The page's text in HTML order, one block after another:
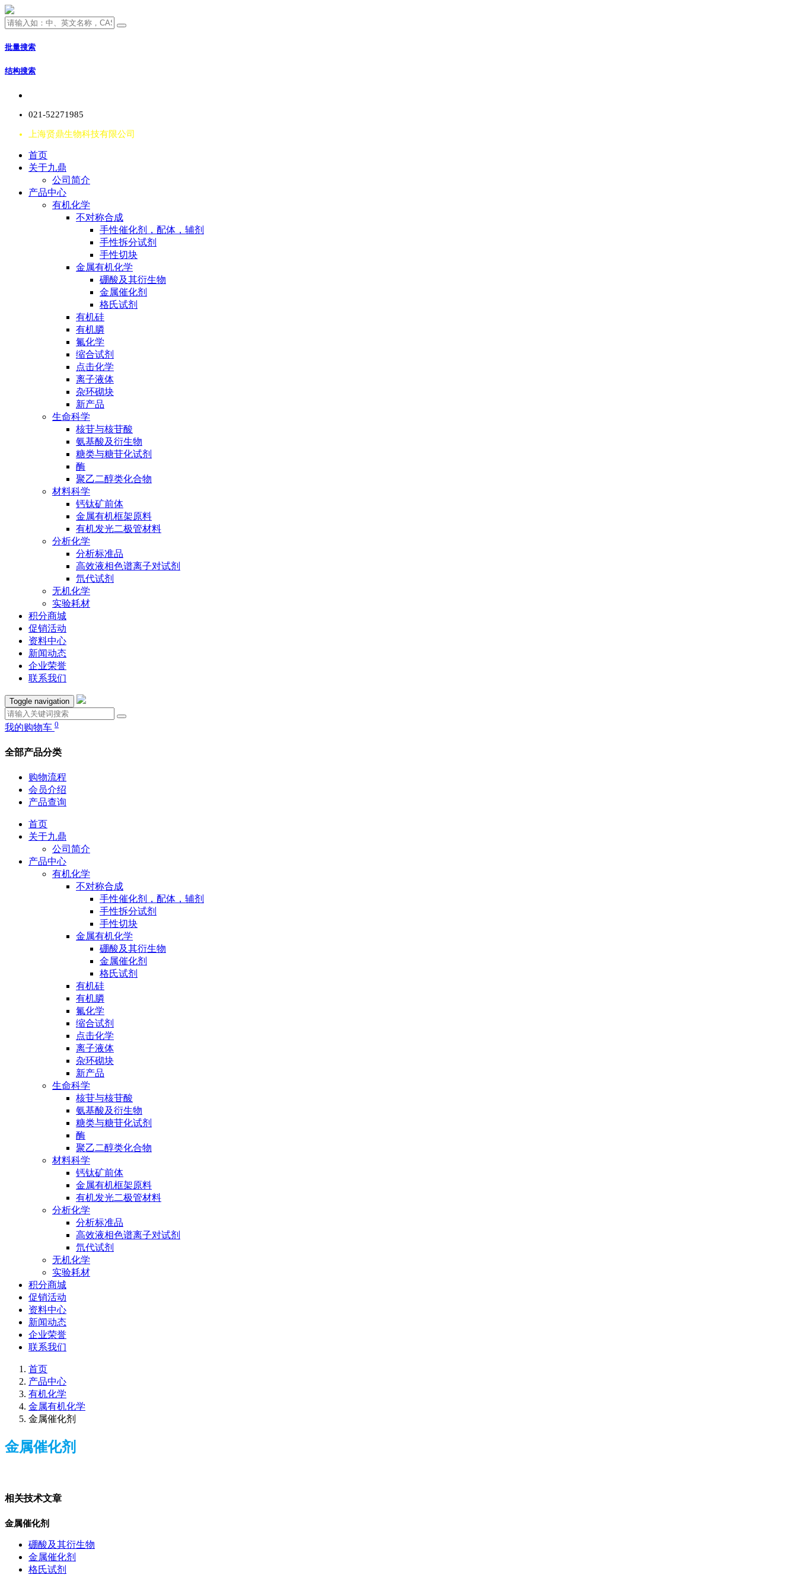
批量搜索
结构搜索
021-52271985
上海贤鼎生物科技有限公司
首页
关于九鼎
公司简介
产品中心
有机化学
不对称合成
手性催化剂，配体，辅剂
手性拆分试剂
手性切块
金属有机化学
硼酸及其衍生物
金属催化剂
格氏试剂
有机硅
有机膦
氟化学
缩合试剂
点击化学
离子液体
杂环砌块
新产品
生命科学
核苷与核苷酸
氨基酸及衍生物
糖类与糖苷化试剂
酶
聚乙二醇类化合物
材料科学
钙钛矿前体
金属有机框架原料
有机发光二极管材料
分析化学
分析标准品
高效液相色谱离子对试剂
氘代试剂
无机化学
实验耗材
积分商城
促销活动
资料中心
新闻动态
企业荣誉
联系我们
Toggle navigation
我的购物车 0
全部产品分类
购物流程
会员介绍
产品查询
首页
关于九鼎
公司简介
产品中心
有机化学
不对称合成
手性催化剂，配体，辅剂
手性拆分试剂
手性切块
金属有机化学
硼酸及其衍生物
金属催化剂
格氏试剂
有机硅
有机膦
氟化学
缩合试剂
点击化学
离子液体
杂环砌块
新产品
生命科学
核苷与核苷酸
氨基酸及衍生物
糖类与糖苷化试剂
酶
聚乙二醇类化合物
材料科学
钙钛矿前体
金属有机框架原料
有机发光二极管材料
分析化学
分析标准品
高效液相色谱离子对试剂
氘代试剂
无机化学
实验耗材
积分商城
促销活动
资料中心
新闻动态
企业荣誉
联系我们
首页
产品中心
有机化学
金属有机化学
金属催化剂
金属催化剂
相关技术文章
金属催化剂
硼酸及其衍生物
金属催化剂
格氏试剂